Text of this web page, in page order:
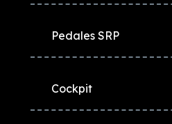
Pedales SRP
Cockpit